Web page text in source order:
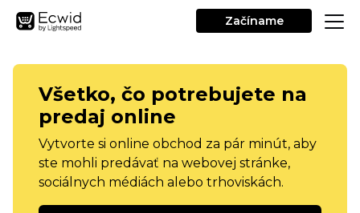
Začíname
Všetko, čo potrebujete na
predaj online
Vytvorte si online obchod za pár minút, aby
ste mohli predávať na webovej stránke,
sociálnych médiách alebo trhoviskách.